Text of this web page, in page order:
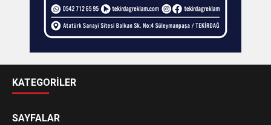
KATEGORİLER
SAYFALAR